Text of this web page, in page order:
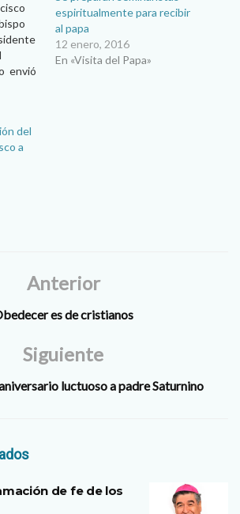
envió
días
de
de
espiritualmente para recibir
al papa
12 enero, 2016
En «Visita del Papa»
del
a
Anterior
es de cristianos
Siguiente
luctuoso a padre Saturnino
de fe de los